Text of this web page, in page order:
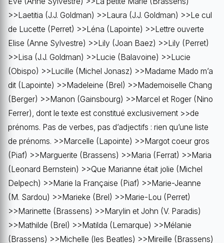
>>Laetitia (J.J. Goldman) >>Laura (J.J. Goldman) >>Le cul
de Lucette (Perret) >>Léna (Lapointe) >>Lettre ouverte
Elise (Anne Sylvestre) >>Lily (Joan Baez) >>Lily (Perret)
>>Lisa (J.J. Goldman) >>Lucie (Balavoine) >>Lucie
(Obispo) >>Lucille (Michel Jonasz) >>Madame Mado m’a
dit (Lapointe) >>Madeleine (Brel) >>Mademoiselle Chang
(Berger) >>Manon (Gainsbourg) >>Marcel et Roger (Nino
Ferrer), dont le texte est constitué exclusivement >>de
prénoms. Pas de verbes, pas d’adjectifs : rien qu’une liste
de prénoms. >>Marcelle (Lapointe) >>Margot coeur gros
(Piaf) >>Marguerite (Brassens) >>Maria (Ferrat) >>Maria
(Leonard Bernstein) >>Que Marianne était jolie (Michel
Delpech) >>Marie la Française (Piaf) >>Marie-Jeanne
(M. Sardou) >>Marieke (Brel) >>Marie-Lou (Perret)
>>Marinette (Brassens) >>Marylin et John (V. Paradis)
>>Mathilde (Brel) >>Matilda (Lemarque) >>Mélanie
(Brassens) >>Michelle (les Beatles) >>Mireille (Brassens)